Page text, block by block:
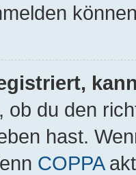
ob du den
hast.
COPPA